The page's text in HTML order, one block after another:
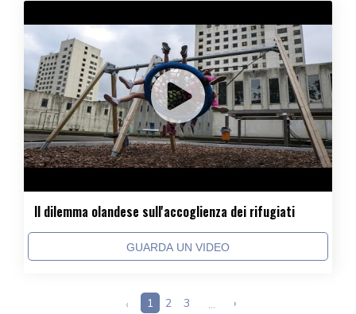
Il dilemma olandese sull'accoglienza dei rifugiati
GUARDA UN VIDEO
‹ 1 2 3 ... ›